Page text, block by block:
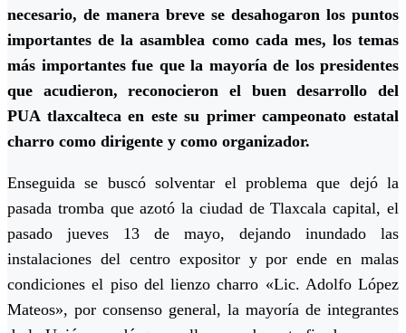
necesario, de manera breve se desahogaron los puntos
importantes de la asamblea como cada mes, los temas
más importantes fue que la mayoría de los presidentes
que acudieron, reconocieron el buen desarrollo del
PUA tlaxcalteca en este su primer campeonato estatal
charro como dirigente y como organizador.
Enseguida se buscó solventar el problema que dejó la
pasada tromba que azotó la ciudad de Tlaxcala capital, el
pasado jueves 13 de mayo, dejando inundado las
instalaciones del centro expositor y por ende en malas
condiciones el piso del lienzo charro «Lic. Adolfo López
Mateos», por consenso general, la mayoría de integrantes